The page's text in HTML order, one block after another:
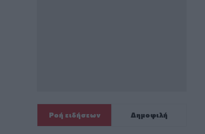
Ροή ειδήσεων Δημοφιλή